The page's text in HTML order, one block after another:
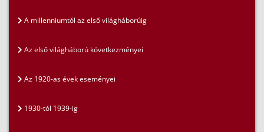
A millenniumtól az első világháborúig
Az első világháború következményei
Az 1920-as évek eseményei
1930-tól 1939-ig